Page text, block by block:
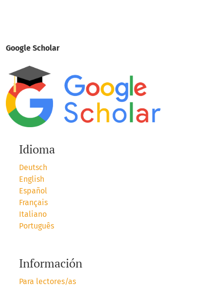
Google Scholar
Idioma
Deutsch
English
Español
Français
Italiano
Português
Información
Para lectores/as